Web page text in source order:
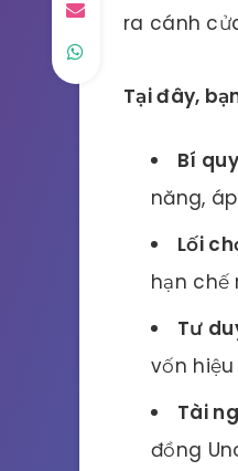
ra cánh
Tại đây,
Bí
năng,
Lối
hạn chế
Tư
vốn
Tài
đồng